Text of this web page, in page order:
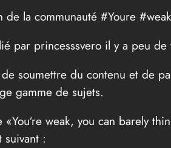
de la communauté #Youre
par princesssvero il y a peu de
soumettre du contenu et de
gamme de sujets.
weak, you can barely
: